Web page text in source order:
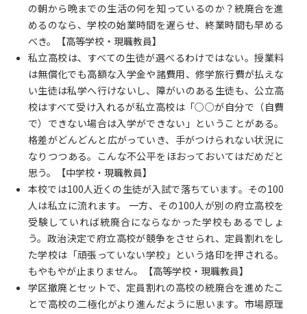
の朝から晩までの生活の何を知っているのか？統廃合を進
めるのなら、学校の始業時間を遅らせ、終業時間も早める
べき。【高等学校・現職教員】
私立高校は、すべての生徒が選べるわけではない。授業料
は無償化でも高額な入学金や諸費用、修学旅行費が払えな
い生徒は私学へ行けないし、障がいのある生徒も、公立高
校はすべて受け入れるが私立高校は「○○が自分で（自費
で）できない場合は入学ができない」ということがある。
格差がどんどんと広がっていき、手がつけられない状況に
なりつつある。こんな不公平をほおっておいてはだめだと
思う。【中学校・現職教員】
本校では100人近くの生徒が入試で落ちています。その100
人は私立に流れます。 一方、その100人が別の府立高校を
受験していれば統廃合にならなかった学校もあるでしょ
う。政治決定で府立高校が競争をさせられ、定員割れをし
た学校は「頑張っていない学校」という烙印を押される。
もやもやが止まりません。【高等学校・現職教員】
学区撤廃とセットで、定員割れの高校の統廃合を進めたこ
とで高校の二極化がより進んだように思います。市場原理